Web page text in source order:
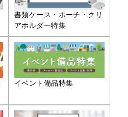
書類ケース・ポーチ・クリ
アホルダー特集
イベント備品特集